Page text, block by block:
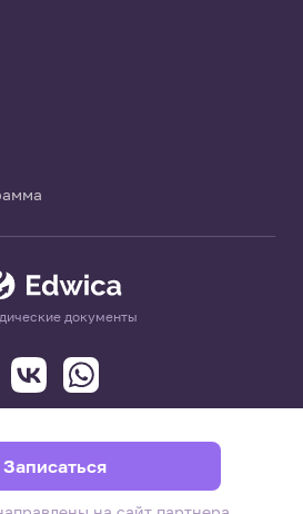
Записаться
документы